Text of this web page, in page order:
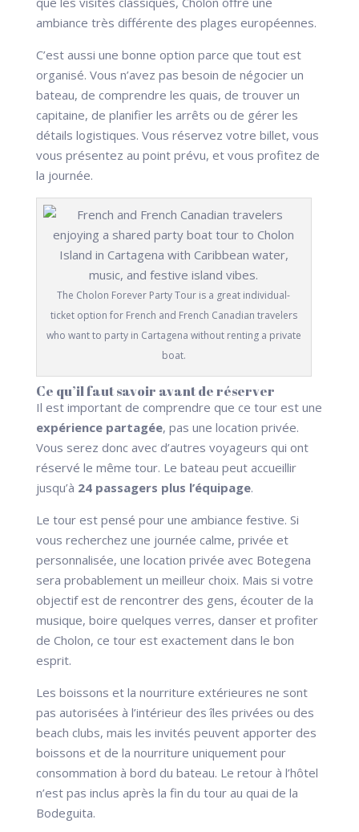
ambiance très différente des plages européennes.
C’est aussi une bonne option parce que tout est
organisé. Vous n’avez pas besoin de négocier un
bateau, de comprendre les quais, de trouver un
capitaine, de planifier les arrêts ou de gérer les
détails logistiques. Vous réservez votre billet, vous
vous présentez au point prévu, et vous profitez de
la journée.
The Cholon Forever Party Tour is a great individual-
ticket option for French and French Canadian travelers
who want to party in Cartagena without renting a private
boat.
Ce qu’il faut savoir avant de réserver
Il est important de comprendre que ce tour est une
expérience partagée, pas une location privée.
Vous serez donc avec d’autres voyageurs qui ont
réservé le même tour. Le bateau peut accueillir
jusqu’à 24 passagers plus l’équipage.
Le tour est pensé pour une ambiance festive. Si
vous recherchez une journée calme, privée et
personnalisée, une location privée avec Botegena
sera probablement un meilleur choix. Mais si votre
objectif est de rencontrer des gens, écouter de la
musique, boire quelques verres, danser et profiter
de Cholon, ce tour est exactement dans le bon
esprit.
Les boissons et la nourriture extérieures ne sont
pas autorisées à l’intérieur des îles privées ou des
beach clubs, mais les invités peuvent apporter des
boissons et de la nourriture uniquement pour
consommation à bord du bateau. Le retour à l’hôtel
n’est pas inclus après la fin du tour au quai de la
Bodeguita.